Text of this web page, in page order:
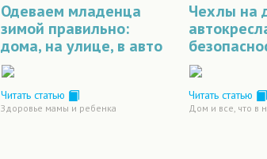
Одеваем младенца
зимой правильно:
дома, на улице, в авто
Читать статью
Здоровье мамы и ребенка
Чехлы на
Читать статью
Дом и все, что в